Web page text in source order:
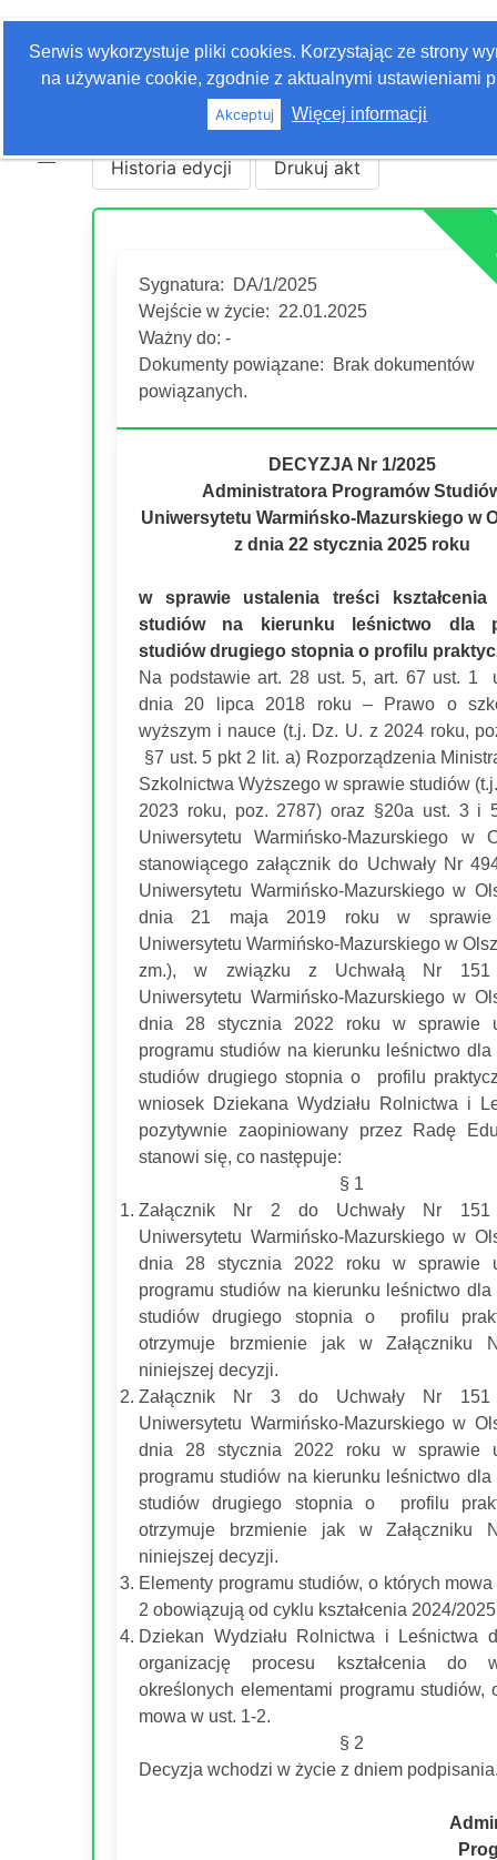
Serwis wykorzystuje pliki cookies. Korzystając ze strony
na używanie cookie, zgodnie z aktualnymi ustawieniami
Akceptuj Więcej informacji
Szukaj
Historia edycji Drukuj akt
Sygnatura:
DA/1/2025
Wejście w życie: 22.01.2025
Ważny do: -
Dokumenty powiązane:
Brak dokumentów
powiązanych.
DECYZJA Nr 1/2025
Administratora Programów
Uniwersytetu Warmińsko-Mazurskiego w
z dnia 22 stycznia 2025 roku
w sprawie ustalenia treści
studiów na kierunku leśnictwo dla
studiów drugiego stopnia o profilu
Na podstawie art. 28 ust. 5, art. 67 ust. 1
dnia 20 lipca 2018 roku – Prawo o
wyższym i nauce (t.j. Dz. U. z 2024 roku,
§7 ust. 5 pkt 2 lit. a) Rozporządzenia
Szkolnictwa Wyższego w sprawie studiów
2023 roku, poz. 2787) oraz §20a ust. 3 i
Uniwersytetu Warmińsko-Mazurskiego w
stanowiącego załącznik do Uchwały Nr
Uniwersytetu Warmińsko-Mazurskiego w
dnia 21 maja 2019 roku w sprawie
Uniwersytetu Warmińsko-Mazurskiego w
zm.), w związku z Uchwałą Nr 151
Uniwersytetu Warmińsko-Mazurskiego w
dnia 28 stycznia 2022 roku w sprawie
programu studiów na kierunku leśnictwo dla
studiów drugiego stopnia o profilu
wniosek Dziekana Wydziału Rolnictwa i
pozytywnie zaopiniowany przez Radę
stanowi się, co następuje:
§ 1
Załącznik Nr 2 do Uchwały Nr 151
Uniwersytetu Warmińsko-Mazurskiego w
dnia 28 stycznia 2022 roku w sprawie
programu studiów na kierunku leśnictwo dla
studiów drugiego stopnia o profilu
otrzymuje brzmienie jak w Załączniku
niniejszej decyzji.
Załącznik Nr 3 do Uchwały Nr 151
Uniwersytetu Warmińsko-Mazurskiego w
dnia 28 stycznia 2022 roku w sprawie
programu studiów na kierunku leśnictwo dla
studiów drugiego stopnia o profilu
otrzymuje brzmienie jak w Załączniku
niniejszej decyzji.
Elementy programu studiów, o których
2 obowiązują od cyklu kształcenia 2024/
Dziekan Wydziału Rolnictwa i Leśnictwa
organizację procesu kształcenia do
określonych elementami programu studiów,
mowa w ust. 1-2.
§ 2
Decyzja wchodzi w życie z dniem